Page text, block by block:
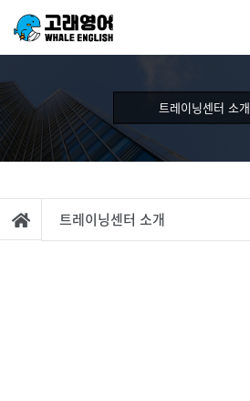
트레이닝센터 소개
트레이닝센터 소개